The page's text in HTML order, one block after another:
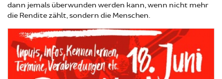
dann jemals überwunden werden kann, wenn nicht mehr
die Rendite zählt, sondern die Menschen.